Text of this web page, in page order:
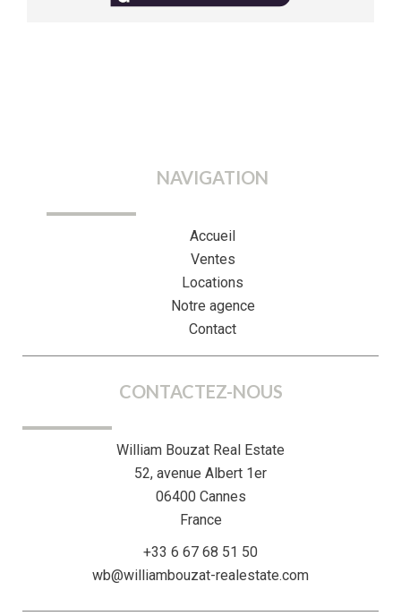
NAVIGATION
Accueil
Ventes
Locations
Notre agence
Contact
CONTACTEZ-NOUS
William Bouzat Real Estate
52, avenue Albert 1er
06400Cannes
France
+33 6 67 68 51 50
wb@williambouzat-realestate.com